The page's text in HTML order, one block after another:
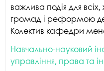
важлива подія для всіх,
громад і реформою
Колектив кафедри
Навчально-науковий
управління, права та